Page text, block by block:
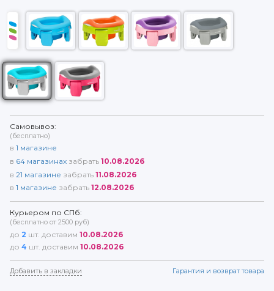
Самовывоз:
(бесплатно)
в 1 магазине
в 64 магазинах забрать 10.08.2026
в 21 магазине забрать 11.08.2026
в 1 магазине забрать 12.08.2026
Курьером по СПб:
(бесплатно от 2500 руб)
до 2 шт. доставим 10.08.2026
до 4 шт. доставим 10.08.2026
Добавить в закладки Гарантия и возврат товара